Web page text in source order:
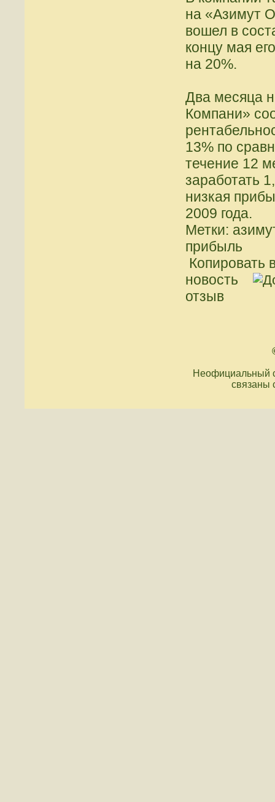
на «Азимут
вошел в
концу мая
на 20%.
Два месяца
Компани»
13% по
течение 12
заработать
низкая
2009 года.
Метки:
прибыль
Копировать
новость
отзыв
Неофициальный
связаны